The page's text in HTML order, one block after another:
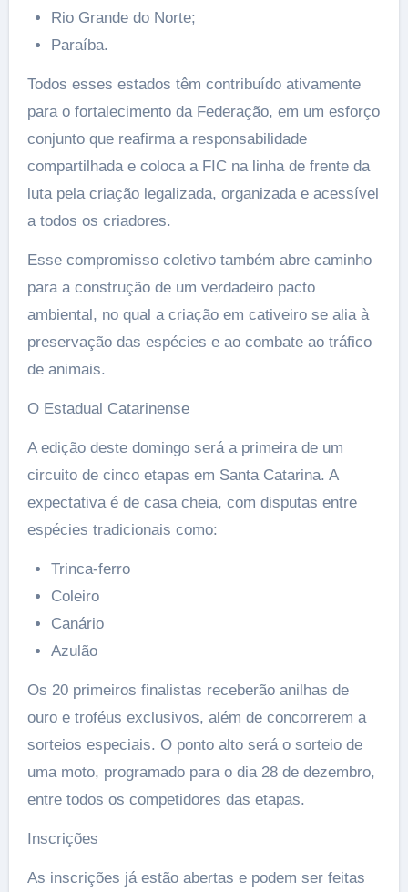
Rio Grande do Norte;
Paraíba.
Todos esses estados têm contribuído ativamente
para o fortalecimento da Federação, em um esforço
conjunto que reafirma a responsabilidade
compartilhada e coloca a FIC na linha de frente da
luta pela criação legalizada, organizada e acessível
a todos os criadores.
Esse compromisso coletivo também abre caminho
para a construção de um verdadeiro pacto
ambiental, no qual a criação em cativeiro se alia à
preservação das espécies e ao combate ao tráfico
de animais.
O Estadual Catarinense
A edição deste domingo será a primeira de um
circuito de cinco etapas em Santa Catarina. A
expectativa é de casa cheia, com disputas entre
espécies tradicionais como:
Trinca-ferro
Coleiro
Canário
Azulão
Os 20 primeiros finalistas receberão anilhas de
ouro e troféus exclusivos, além de concorrerem a
sorteios especiais. O ponto alto será o sorteio de
uma moto, programado para o dia 28 de dezembro,
entre todos os competidores das etapas.
Inscrições
As inscrições já estão abertas e podem ser feitas